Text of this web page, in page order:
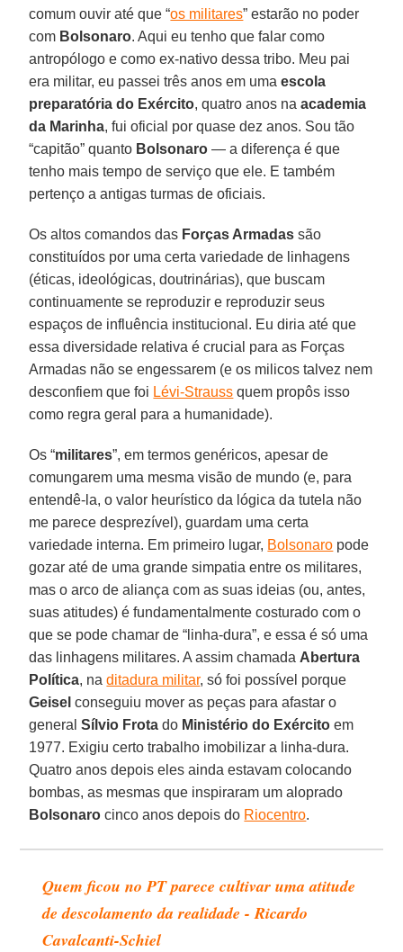
comum ouvir até que “os militares” estarão no poder
com Bolsonaro. Aqui eu tenho que falar como
antropólogo e como ex-nativo dessa tribo. Meu pai
era militar, eu passei três anos em umaescola
preparatória do Exército, quatro anos na academia
da Marinha, fui oficial por quase dez anos. Sou tão
“capitão” quanto Bolsonaro ― a diferença é que
tenho mais tempo de serviço que ele. E também
pertenço a antigas turmas de oficiais.
Os altos comandos das Forças Armadas são
constituídos por uma certa variedade de linhagens
(éticas, ideológicas, doutrinárias), que buscam
continuamente se reproduzir e reproduzir seus
espaços de influência institucional. Eu diria até que
essa diversidade relativa é crucial para as Forças
Armadas não se engessarem (e os milicos talvez nem
desconfiem que foi Lévi-Strauss quem propôs isso
como regra geral para a humanidade).
Os “militares”, em termos genéricos, apesar de
comungarem uma mesma visão de mundo (e, para
entendê-la, o valor heurístico da lógica da tutela não
me parece desprezível), guardam uma certa
variedade interna. Em primeiro lugar, Bolsonaro pode
gozar até de uma grande simpatia entre os militares,
mas o arco de aliança com as suas ideias (ou, antes,
suas atitudes) é fundamentalmente costurado com o
que se pode chamar de “linha-dura”, e essa é só uma
das linhagens militares. A assim chamada Abertura
Política, naditadura militar, só foi possível porque
Geisel conseguiu mover as peças para afastar o
generalSílvio Frota do Ministério do Exército em
1977. Exigiu certo trabalho imobilizar a linha-dura.
Quatro anos depois eles ainda estavam colocando
bombas, as mesmas que inspiraram um aloprado
Bolsonaro cinco anos depois do Riocentro.
Quem ficou no PT parece cultivar uma atitude
de descolamento da realidade - Ricardo
Cavalcanti-Schiel